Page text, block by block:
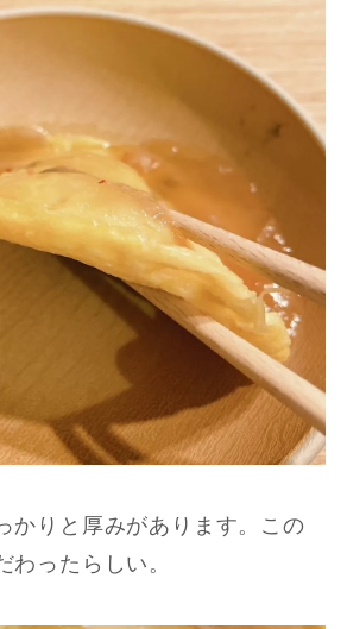
かりと厚みがあります。この
わったらしい。